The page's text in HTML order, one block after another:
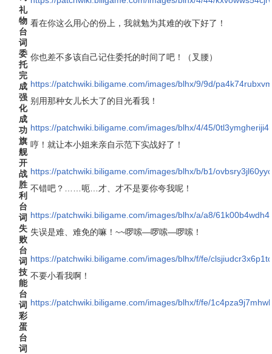
礼
物
台
词
看在你这么用心的份上，我就勉为其难的收下好了！
委
托
完
成
你也差不多该自己记住委托的时间了吧！（叉腰）
https://patchwiki.biligame.com/images/blhx/9/9d/
强
化
成
功
别用那种女儿长大了的目光看我！
https://patchwiki.biligame.com/images/blhx/4/45/
旗
舰
开
战
哼！就让本小姐来亲自示范下实战好了！
https://patchwiki.biligame.com/images/blhx/b/b1/
胜
利
台
词
不错吧？……呃…才、才不是要你夸我呢！
https://patchwiki.biligame.com/images/blhx/a/a8/
失
败
台
词
失误是难、难免的嘛！~~啰嗦—啰嗦—啰嗦！
https://patchwiki.biligame.com/images/blhx/f/fe/
技
能
台
词
不要小看我啊！
https://patchwiki.biligame.com/images/blhx/f/fe/
彩
蛋
台
词